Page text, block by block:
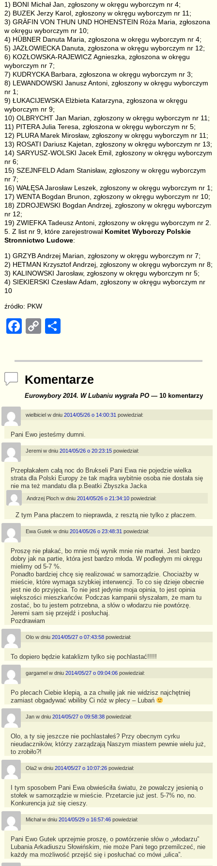
1) BONI Michał Jan, zgłoszony w okręgu wyborczym nr 4;
2) BUZEK Jerzy Karol, zgłoszony w okręgu wyborczym nr 11;
3) GRÄFIN VON THUN UND HOHENSTEIN Róża Maria, zgłoszona
w okręgu wyborczym nr 10;
4) HÜBNER Danuta Maria, zgłoszona w okręgu wyborczym nr 4;
5) JAZŁOWIECKA Danuta, zgłoszona w okręgu wyborczym nr 12;
6) KOZŁOWSKA-RAJEWICZ Agnieszka, zgłoszona w okręgu
wyborczym nr 7;
7) KUDRYCKA Barbara, zgłoszona w okręgu wyborczym nr 3;
8) LEWANDOWSKI Janusz Antoni, zgłoszony w okręgu wyborczym
nr 1;
9) ŁUKACIJEWSKA Elżbieta Katarzyna, zgłoszona w okręgu
wyborczym nr 9;
10) OLBRYCHT Jan Marian, zgłoszony w okręgu wyborczym nr 11;
11) PITERA Julia Teresa, zgłoszona w okręgu wyborczym nr 5;
12) PLURA Marek Mirosław, zgłoszony w okręgu wyborczym nr 11;
13) ROSATI Dariusz Kajetan, zgłoszony w okręgu wyborczym nr 13;
14) SARYUSZ-WOLSKI Jacek Emil, zgłoszony w okręgu wyborczym
nr 6;
15) SZEJNFELD Adam Stanisław, zgłoszony w okręgu wyborczym
nr 7;
16) WAŁĘSA Jarosław Leszek, zgłoszony w okręgu wyborczym nr 1;
17) WENTA Bogdan Brunon, zgłoszony w okręgu wyborczym nr 10;
18) ZDROJEWSKI Bogdan Andrzej, zgłoszony w okręgu wyborczym
nr 12;
19) ZWIEFKA Tadeusz Antoni, zgłoszony w okręgu wyborczym nr 2.
5. Z list nr 9, które zarejestrował Komitet Wyborczy Polskie
Stronnictwo Ludowe:
1) GRZYB Andrzej Marian, zgłoszony w okręgu wyborczym nr 7;
2) HETMAN Krzysztof Andrzej, zgłoszony w okręgu wyborczym nr 8;
3) KALINOWSKI Jarosław, zgłoszony w okręgu wyborczym nr 5;
4) SIEKIERSKI Czesław Adam, zgłoszony w okręgu wyborczym nr
10
źródło: PKW
F
c
e
b
o
o
k
C
p
y
Li
n
k
ar
e
Komentarze
Eurowybory 2014. W Lubaniu wygrała PO— 10 komentarzy
wielbicielw dniu 2014/05/26 o 14:00:31 powiedział:
Pani Ewo jesteśmy dumni.
Jeremiw dniu 2014/05/26 o 20:23:15 powiedział:
Przepłakałem całą noc do Brukseli Pani Ewa nie pojedzie wielka
strata dla Polski Europy że tak mądra wybitnie osoba nie dostała się
nie ma też mandatu dla p.Beatki Zbyszka Jacka
Andrzej Plochw dniu 2014/05/26 o 21:34:10 powiedział:
Z tym Pana płaczem to nieprawda, z resztą nie tylko z płaczem.
Ewa Gutek w dniu 2014/05/26 o 23:48:31 powiedział:
Proszę nie płakać, bo mnie mój wynik mnie nie martwi. Jest bardzo
dobry jak na partie, która jest bardzo młoda. W podległym mi okręgu
mielimy od 5-7 %.
Ponadto bardziej chcę się realizować w samorządzie. Chociażby w
mieście, które wymaga szybkiej interwencji. To co się dzieje obecnie
jest nie do przyjęcia. To nie jest jedynie moja opinia, to jest opinia
większości mieszkańców. Podczas kampanii słyszałam, że mam tu
zostać, bo tu jestem potrzebna, a słów o włodarzu nie powtórzę.
Jeremi sam się przejdź i posłuchaj.
Pozdrawiam
Olow dniu 2014/05/27 o 07:43:58 powiedział:
To dopiero będzie kataklizm tylko się pochlastać!!!!!
gargamel w dniu 2014/05/27 o 09:04:06 powiedział:
Po plecach Ciebie klepią, a za chwilę jak nie widzisz najchętniej
zamiast obgadywać wbiliby Ci nóż w plecy – Lubań
Janw dniu 2014/05/27 o 09:58:38 powiedział:
Olo, a ty się jeszcze nie pochlastałeś? Przy obecnym cyrku
nieudaczników, którzy zarządzają Naszym miastem pewnie wielu już,
to zrobiło?!
Ola2w dniu 2014/05/27 o 10:07:26 powiedział:
I tym sposobem Pani Ewa obwieściła światu, że powalczy jesienią o
stołek w samorządzie w mieście. Przetarcie już jest. 5-7% no, no.
Konkurencja już się cieszy.
Michałw dniu 2014/05/29 o 16:57:46 powiedział:
Pani Ewo Gutek uprzejmie proszę, o powtórzenie słów o „włodarzu”
Lubania Arkadiuszu Słowińskim, nie może Pani tego przemilczeć, nie
każdy ma możliwość przejść się i posłuchać co mówi „ulica”.